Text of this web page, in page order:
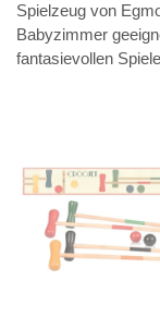
Spielzeug von
Babyzimmer
fantasievollen